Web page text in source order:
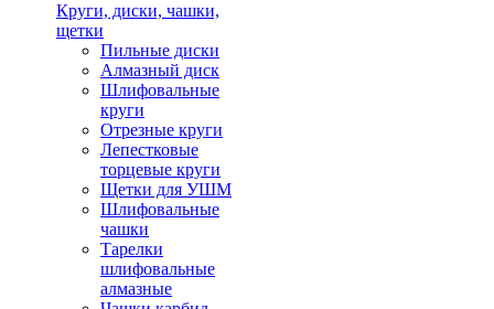
Круги, диски, чашки,
щетки
Пильные диски
Алмазный диск
Шлифовальные
круги
Отрезные круги
Лепестковые
торцевые круги
Щетки для УШМ
Шлифовальные
чашки
Тарелки
шлифовальные
алмазные